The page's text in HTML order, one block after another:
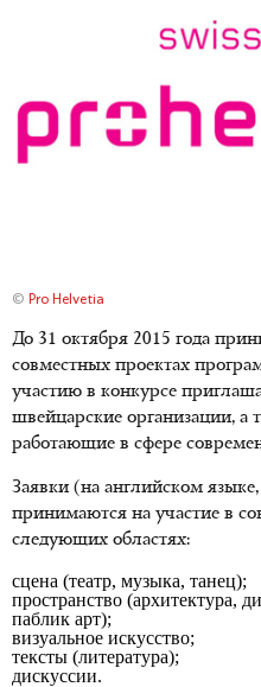
© Pro Helvetia
До 31 октября 2015 года
совместных проектах
участию в конкурсе
швейцарские организации, а
работающие в сфере
Заявки (на английском
принимаются на участие в
следующих областях:
сцена (театр, музыка, танец);
пространство (архитектура,
паблик арт);
визуальное искусство;
тексты (литература);
дискуссии.